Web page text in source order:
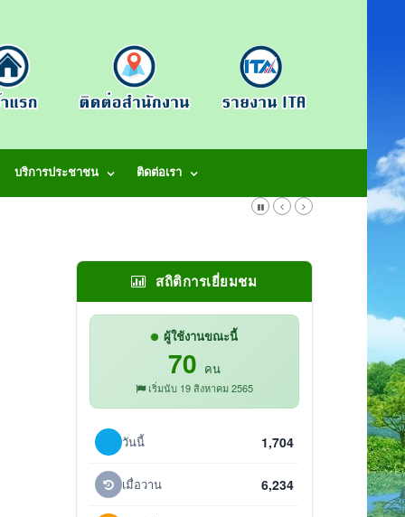
บริการประชาชน ติดต่อเรา
สถิติการเยี่ยมชม
ผู้ใช้งานขณะนี้
70 คน
เริ่มนับ 19 สิงหาคม 2565
วันนี้ 1,704
เมื่อวาน 6,234